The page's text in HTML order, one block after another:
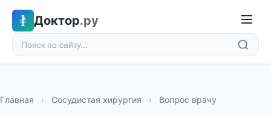
Доктор.ру
Главная › Сосудистая хирургия › Вопрос врачу